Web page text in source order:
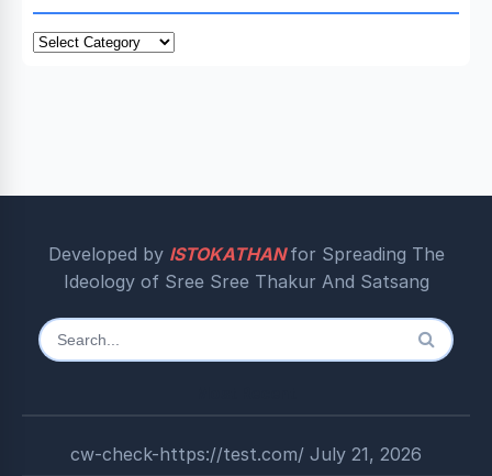
Categories
Developed by ISTOKATHAN for Spreading The
Ideology of Sree Sree Thakur And Satsang
Search
cw-check-https://test.com/ July 21, 2026